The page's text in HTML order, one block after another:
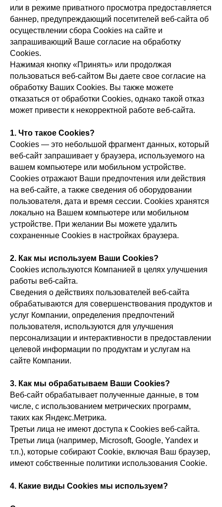
или в режиме приватного просмотра предоставляется
баннер, предупреждающий посетителей веб-сайта об
осуществлении сбора Сookies на сайте и
запрашивающий Ваше согласие на обработку
Сookies.
Нажимая кнопку «Принять» или продолжая
пользоваться веб-сайтом Вы даете свое согласие на
обработку Ваших Сookies. Вы также можете
отказаться от обработки Сookies, однако такой отказ
может привести к некорректной работе веб-сайта.
1. Что такое Cookies?
Сookies — это небольшой фрагмент данных, который
веб-сайт запрашивает у браузера, используемого на
вашем компьютере или мобильном устройстве.
Cookies отражают Ваши предпочтения или действия
на веб-сайте, а также сведения об оборудовании
пользователя, дата и время сессии. Сookies хранятся
локально на Вашем компьютере или мобильном
устройстве. При желании Вы можете удалить
сохраненные Сookies в настройках браузера.
2. Как мы используем Ваши Cookies?
Сookies используются Компанией в целях улучшения
работы веб-сайта.
Сведения о действиях пользователей веб-сайта
обрабатываются для совершенствования продуктов и
услуг Компании, определения предпочтений
пользователя, используются для улучшения
персонализации и интерактивности в предоставлении
целевой информации по продуктам и услугам на
сайте Компании.
3. Как мы обрабатываем Ваши Cookies?
Веб-сайт обрабатывает полученные данные, в том
числе, с использованием метрических программ,
таких как Яндекс.Метрика.
Третьи лица не имеют доступа к Cookies веб-сайта.
Третьи лица (например, Microsoft, Google, Yandex и
т.п.), которые собирают Cookie, включая Ваш браузер,
имеют собственные политики использования Cookie.
4. Какие виды Сookies мы используем?